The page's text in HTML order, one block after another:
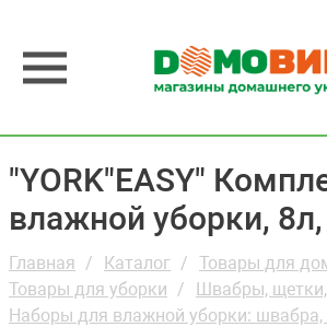
"YORK"EASY"
влажной уборки,
Главная Каталог
Товары для
Товары для уборки
Швабры,
Наборы для влажной уборки: швабра,